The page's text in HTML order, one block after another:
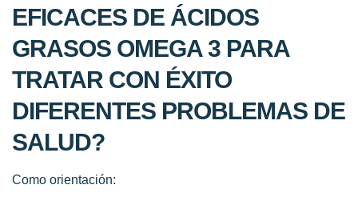
EFICACES DE ÁCIDOS
GRASOS OMEGA 3 PARA
TRATAR CON ÉXITO
DIFERENTES PROBLEMAS DE
SALUD?
Como orientación: